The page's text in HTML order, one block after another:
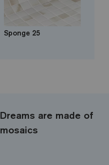
Sponge 25
Dreams are made of
mosaics